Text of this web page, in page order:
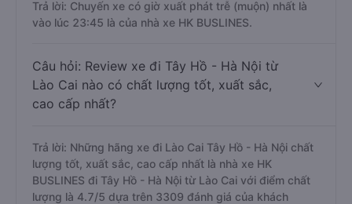
Trả lời: Chuyến xe có giờ xuất phát trễ (muộn) nhất là
vào lúc 23:45 là của nhà xe HK BUSLINES.
Câu hỏi: Review xe đi Tây Hồ - Hà Nội từ
Lào Cai nào có chất lượng tốt, xuất sắc,
cao cấp nhất?
Trả lời: Những hãng xe đi Lào Cai Tây Hồ - Hà Nội chất
lượng tốt, xuất sắc, cao cấp nhất là nhà xe HK
BUSLINES đi Tây Hồ - Hà Nội từ Lào Cai với điểm chất
lượng là 4.7/5 dựa trên 3309 đánh giá của khách